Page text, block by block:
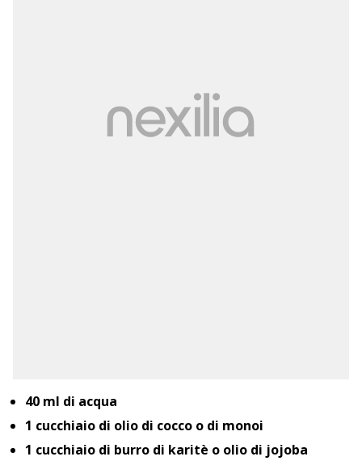
40 ml di acqua
1 cucchiaio di olio di cocco o di monoi
1 cucchiaio di burro di karitè o olio di jojoba